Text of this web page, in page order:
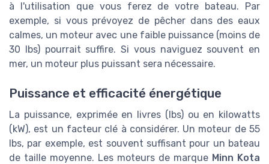
à l'utilisation que vous ferez de votre bateau. Par
exemple, si vous prévoyez de pêcher dans des eaux
calmes, un moteur avec une faible puissance (moins de
30 lbs) pourrait suffire. Si vous naviguez souvent en
mer, un moteur plus puissant sera nécessaire.
Puissance et efficacité énergétique
La puissance, exprimée en livres (lbs) ou en kilowatts
(kW), est un facteur clé à considérer. Un moteur de 55
lbs, par exemple, est souvent suffisant pour un bateau
de taille moyenne. Les moteurs de marque Minn Kota